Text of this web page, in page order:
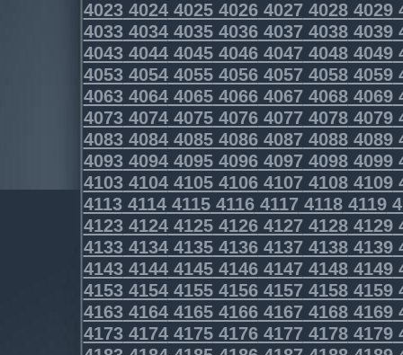
4023402440254026402740284029
4033403440354036403740384039
4043404440454046404740484049
4053405440554056405740584059
4063406440654066406740684069
4073407440754076407740784079
4083408440854086408740884089
4093409440954096409740984099
4103410441054106410741084109
4113411441154116411741184119
4123412441254126412741284129
4133413441354136413741384139
4143414441454146414741484149
4153415441554156415741584159
4163416441654166416741684169
4173417441754176417741784179